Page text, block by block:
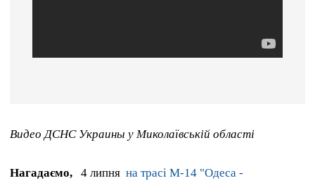
Видео ДСНС Украины у Миколаївській області
Нагадаємо, 4 липня на трасі М-14 "Одеса -